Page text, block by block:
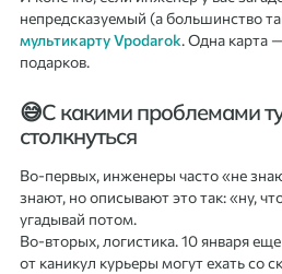
непредсказуемый (а большинство
мультикарту Vpodarok. Одна карта
подарков.
😅С какими проблемами
столкнуться
Во-первых, инженеры часто «не
знают, но описывают это так: «ну,
угадывай потом.
Во-вторых, логистика. 10 января
от каникул курьеры могут ехать со